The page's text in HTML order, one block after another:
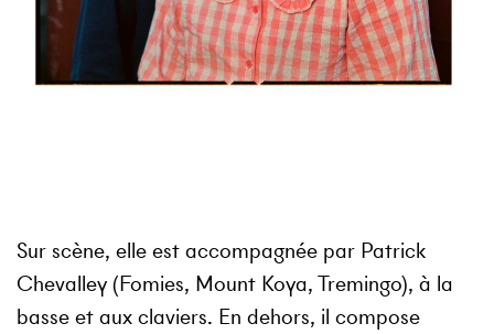
Sur scène, elle est accompagnée par Patrick
Chevalley(Fomies, Mount Koya, Tremingo), à la
basse et aux claviers. En dehors, il compose